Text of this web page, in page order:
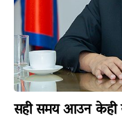
सही समय आउन केही